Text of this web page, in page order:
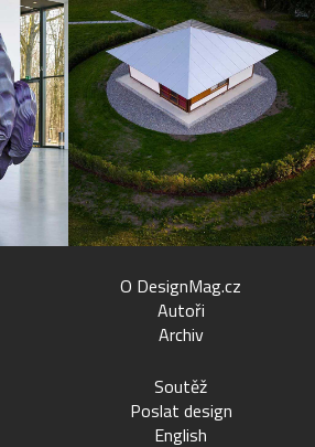
O DesignMag.cz
Autoři
Archiv
Soutěž
Poslat design
English